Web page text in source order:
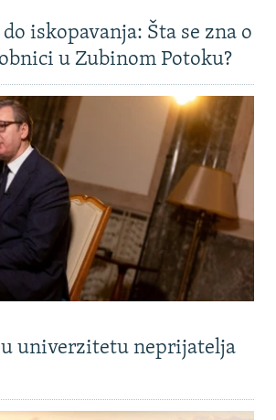
iskopavanja: Šta se zna o
u Zubinom Potoku?
univerzitetu neprijatelja